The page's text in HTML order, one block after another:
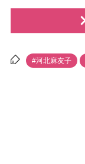
#河北麻友子